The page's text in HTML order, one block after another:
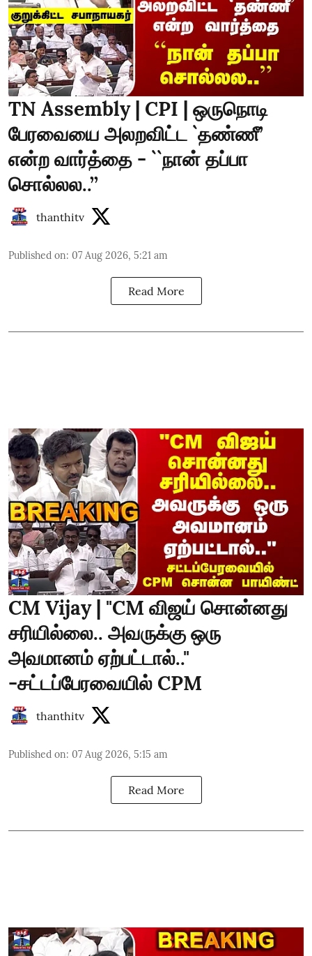
TN Assembly | CPI | ஒருநொடி
பேரவையை அலறவிட்ட `தண்ணீ’
என்ற வார்த்தை - ``நான் தப்பா
சொல்லல..’’
thanthitv
Published on: 07 Aug 2026, 5:21 am
Read More
CM Vijay | "CM விஜய் சொன்னது
சரியில்லை.. அவருக்கு ஒரு
அவமானம் ஏற்பட்டால்.."
-சட்டப்பேரவையில் CPM
thanthitv
Published on: 07 Aug 2026, 5:15 am
Read More